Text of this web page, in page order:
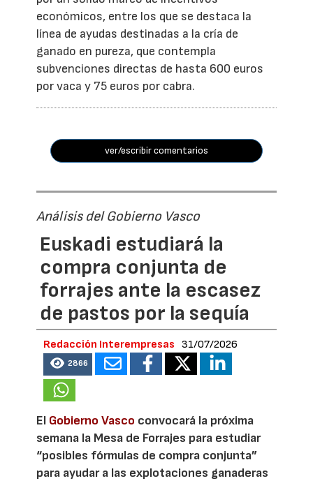
económicos, entre los que se destaca la
línea de ayudas destinadas a la cría de
ganado en pureza, que contempla
subvenciones directas de hasta 600 euros
por vaca y 75 euros por cabra.
ver/escribir comentarios
Análisis del Gobierno Vasco
Euskadi estudiará la
compra conjunta de
forrajes ante la escasez
de pastos por la sequía
Redacción Interempresas 31/07/2026
2866
El Gobierno Vasco convocará la próxima
semana la Mesa de Forrajes para estudiar
“posibles fórmulas de compra conjunta”
para ayudar a las explotaciones ganaderas